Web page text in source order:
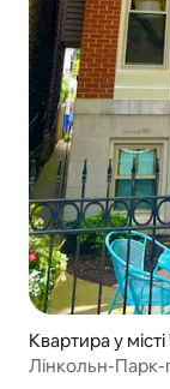
Квартира у
Лінкольн-Парк-